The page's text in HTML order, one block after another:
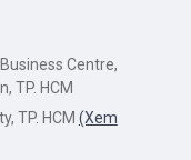
Centre,
TP. HCM
TP. HCM (Xem